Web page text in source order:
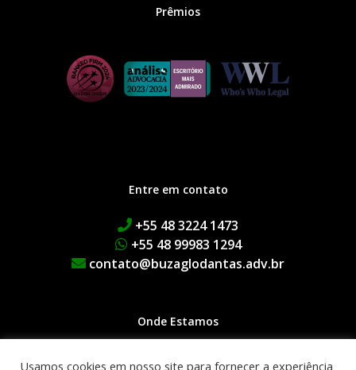
Prêmios
Entre em contato
+55 48 3224 1473
+55 48 99983 1294
contato@buzaglodantas.adv.br
Onde Estamos
Rua Adolfo Melo, 38 | Centro
Usamos cookies em nosso site para fornecer a experiência